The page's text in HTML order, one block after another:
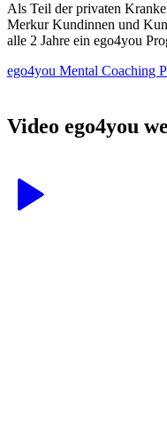
Als Teil der privaten
Merkur Kundinnen und
alle 2 Jahre ein ego4you
ego4you Mental Coaching
Video ego4you